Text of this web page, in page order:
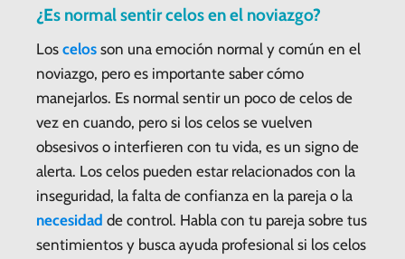
¿Es normal sentir celos en el noviazgo?
Los celos son una emoción normal y común en el
noviazgo, pero es importante saber cómo
manejarlos. Es normal sentir un poco de celos de
vez en cuando, pero si los celos se vuelven
obsesivos o interfieren con tu vida, es un signo de
alerta. Los celos pueden estar relacionados con la
inseguridad, la falta de confianza en la pareja o la
necesidad de control. Habla con tu pareja sobre tus
sentimientos y busca ayuda profesional si los celos